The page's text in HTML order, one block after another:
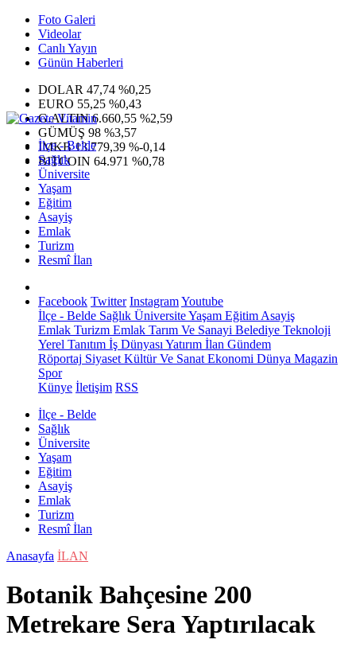
Foto Galeri
Videolar
Canlı Yayın
Günün Haberleri
DOLAR 47,74 %0,25
EURO 55,25 %0,43
G.ALTIN6.660,55 %2,59
GÜMÜŞ 98 %3,57
IMKB13.779,39 %-0,14
BITCOIN 64.971 %0,78
İlçe - Belde
Sağlık
Üniversite
Yaşam
Eğitim
Asayiş
Emlak
Turizm
Resmî İlan
Facebook Twitter InstagramYoutube
İlçe - Belde Sağlık ÜniversiteYaşam Eğitim Asayiş
Emlak Turizm Emlak Tarım Ve Sanayi Belediye Teknoloji
Yerel Tanıtım İş Dünyası Yatırım İlan Gündem
Röportaj Siyaset Kültür Ve Sanat Ekonomi Dünya Magazin
Spor
Künye İletişim RSS
İlçe - Belde
Sağlık
Üniversite
Yaşam
Eğitim
Asayiş
Emlak
Turizm
Resmî İlan
Anasayfa İLAN
Botanik Bahçesine 200
Metrekare Sera Yaptırılacak